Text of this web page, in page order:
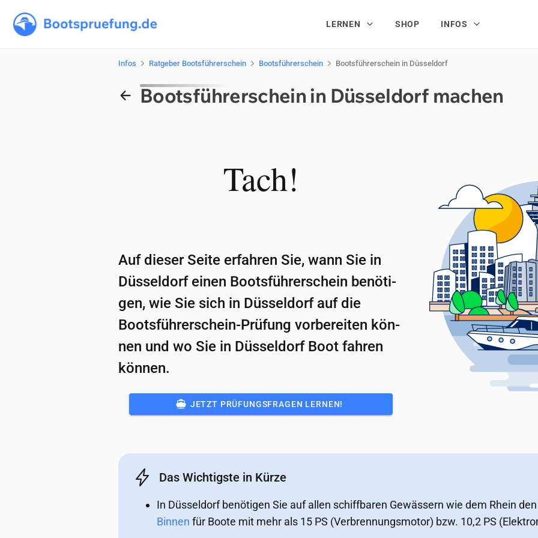
LERNEN SHOP INFOS
Infos Ratgeber Bootsführerschein Bootsführerschein Bootsführerschein in Düsseldorf
Boots­füh­rer­schein in Düs­sel­dorf ma­chen
Tach!
Auf die­ser Sei­te er­fah­ren Sie, wann Sie in
Düs­sel­dorf ei­nen Boots­füh­rer­schein be­nö­ti­
gen, wie Sie sich in Düs­sel­dorf auf die
Boots­füh­rer­schein-Prü­fung vor­be­rei­ten kön­
nen und wo Sie in Düs­sel­dorf Boot fah­ren
kön­nen.
JETZT PRÜFUNGSFRAGEN LERNEN!
Das Wichtigste in Kürze
In Düsseldorf benötigen Sie auf allen schiffbaren Gewässern wie dem Rhein
Binnen für Boote mit mehr als 15 PS (Verbrennungsmotor) bzw. 10,2 PS